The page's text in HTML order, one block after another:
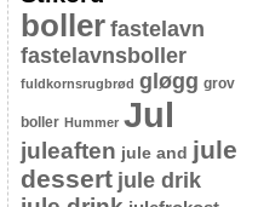
boller fastelavn
fastelavnsboller
fuldkornsrugbrød gløgg grov
boller Hummer Jul
juleaften jule and jule
dessert jule drik